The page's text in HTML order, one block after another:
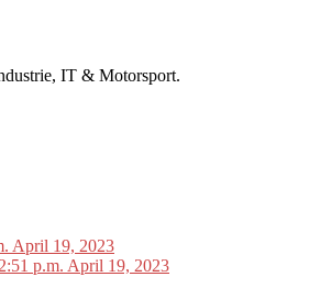
IT & Motorsport.
April 19, 2023
p.m. April 19, 2023